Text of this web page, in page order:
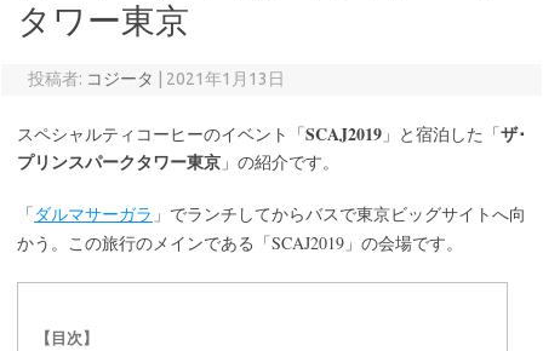
タワー東京
投稿者: コジータ 2021年1月13日
スペシャルティコーヒーのイベント「SCAJ2019 」と宿泊した「ザ･
プリンスパークタワー東京 」の紹介です。
「 ダルマサーガラ 」でランチしてからバスで東京ビッグサイトへ向
かう。この旅行のメインである「SCAJ2019 」の会場です。
【目次】